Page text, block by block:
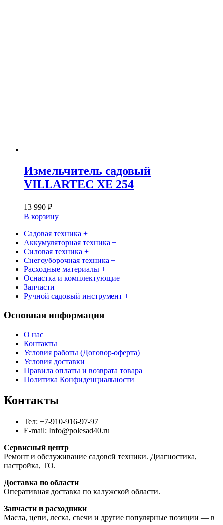
Измельчитель садовый
VILLARTEC XE 254
13 990 ₽
В корзину
Садовая техника +
Аккумуляторная техника +
Силовая техника +
Снегоуборочная техника +
Расходные материалы +
Оснастка и комплектующие +
Запчасти +
Ручной садовый инструмент +
Основная информация
О нас
Контакты
Условия работы (Договор-оферта)
Условия доставки
Правила оплаты и возврата товара
Политика Конфиденциальности
Контакты
Тел: +7-910-916-97-97
E-mail: Info@polesad40.ru
Сервисный центр
Ремонт и обслуживание садовой техники. Диагностика,
настройка, ТО.
Доставка по области
Оперативная доставка по калужской области.
Запчасти и расходники
Масла, цепи, леска, свечи и другие популярные позиции — в